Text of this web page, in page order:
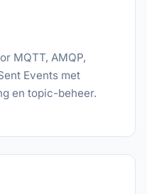
MQTT, AMQP,
Events met
en topic-beheer.